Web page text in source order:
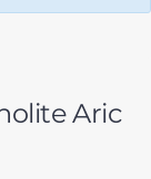
Aric